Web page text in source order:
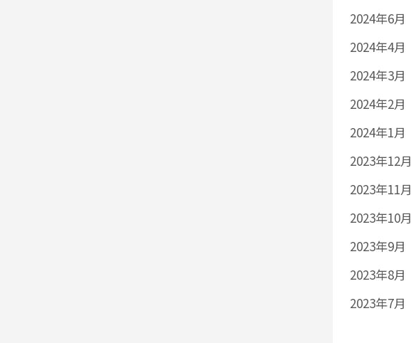
2024年6月
2024年4月
2024年3月
2024年2月
2024年1月
2023年12月
2023年11月
2023年10月
2023年9月
2023年8月
2023年7月